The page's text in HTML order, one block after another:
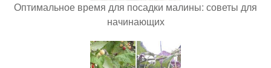
Оптимальное время для посадки малины: советы для
начинающих